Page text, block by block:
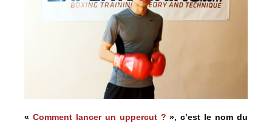
« Comment lancer un uppercut ? », c’est le nom du